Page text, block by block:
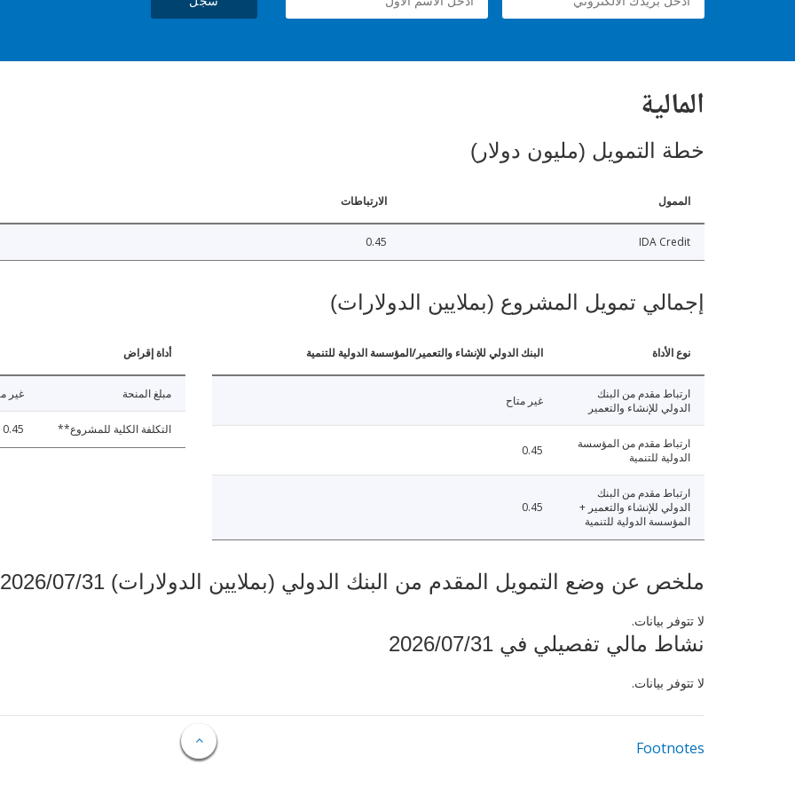
المالية
خطة التمويل (مليون دولار)
الممول الارتباطات
IDA Credit
0.45
إجمالي تمويل المشروع (بملايين الدولارات)
نوع الأداة البنك الدولي للإنشاء والتعمير/المؤسسة الدولية للتنمية
ارتباط مقدم من البنك
الدولي للإنشاء والتعمير
غير متاح
ارتباط مقدم من المؤسسة
الدولية للتنمية
0.45
ارتباط مقدم من البنك
الدولي للإنشاء والتعمير +
المؤسسة الدولية للتنمية
0.45
أداة إقراض
مبلغ المنحة غير
التكلفة الكلية للمشروع** 0.45
ملخص عن وضع التمويل المقدم من البنك الدولي (بملايين الدولارات) 2026/07/31
لا تتوفر بيانات.
نشاط مالي تفصيلي في 2026/07/31
لا تتوفر بيانات.
Footnotes